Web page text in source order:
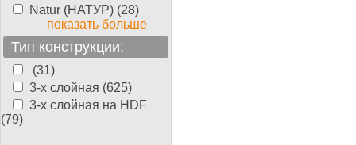
Natur (НАТУР) (28)
показать больше
Тип конструкции:
(31)
3-х слойная (625)
3-х слойная на HDF
(79)